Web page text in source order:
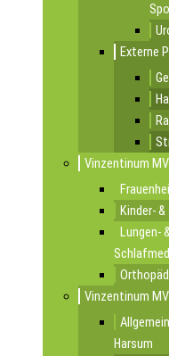
Externe
Vinzentinum
Kinder-
Lungen-
Vinzentinum
Harsum